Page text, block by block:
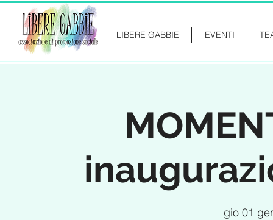
LIBERE GABBIE EVENTI
gio 01